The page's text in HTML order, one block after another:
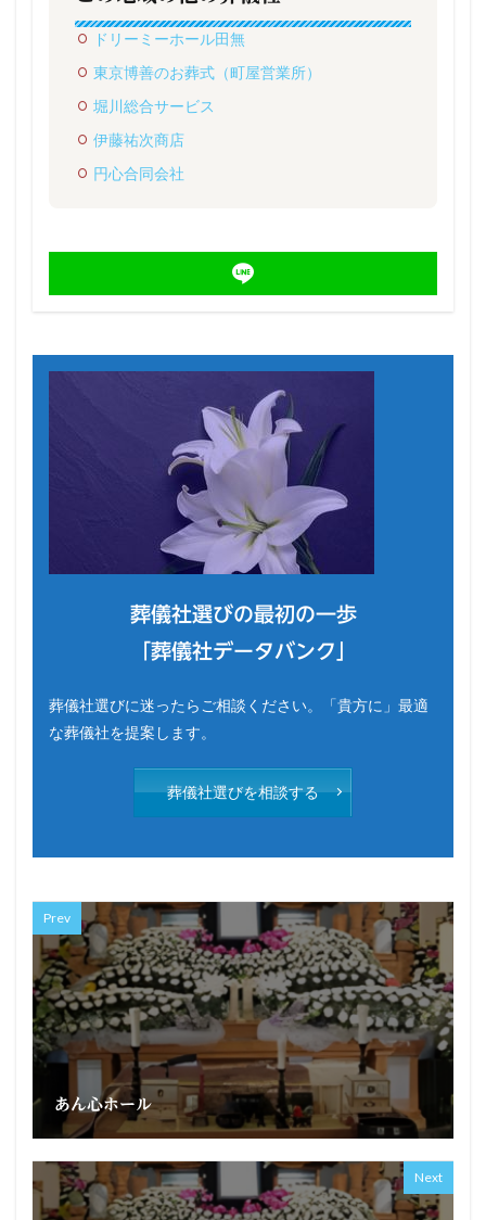
ドリーミーホール田無
東京博善のお葬式（町屋営業所）
堀川総合サービス
伊藤祐次商店
円心合同会社
葬儀社選びの最初の一歩
「葬儀社データバンク」
葬儀社選びに迷ったらご相談ください。「貴方に」最適
な葬儀社を提案します。
葬儀社選びを相談する
Prev
あん心ホール
Next